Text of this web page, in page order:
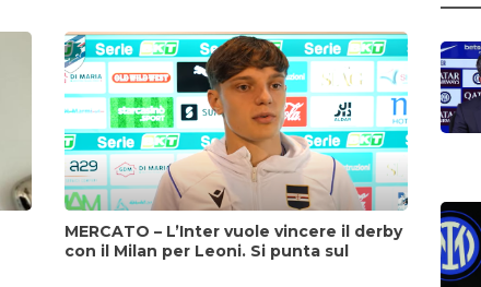
MERCATO – L’Inter vuole vincere il derby
con il Milan per Leoni. Si punta sul